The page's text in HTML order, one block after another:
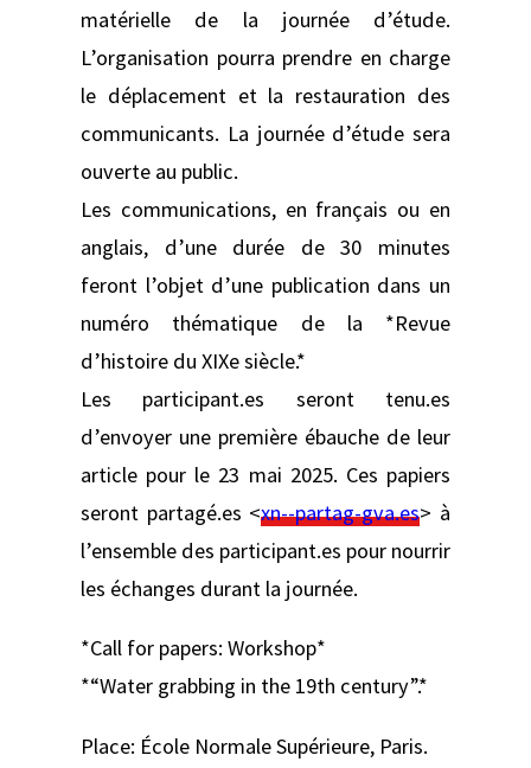
matérielle de la journée d’étude.
L’organisation pourra prendre en charge
le déplacement et la restauration des
communicants. La journée d’étude sera
ouverte au public.
Les communications, en français ou en
anglais, d’une durée de 30 minutes
feront l’objet d’une publication dans un
numéro thématique de la *Revue
d’histoire du XIXe siècle.*
Les participant.es seront tenu.es
d’envoyer une première ébauche de leur
article pour le 23 mai 2025. Ces papiers
seront partagé.es <xn--partag-gva.es> à
l’ensemble des participant.es pour nourrir
les échanges durant la journée.
*Call for papers: Workshop*
*“Water grabbing in the 19th century”.*
Place: École Normale Supérieure, Paris.